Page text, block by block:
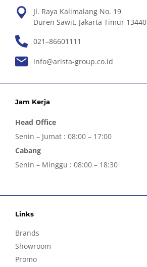
Jl. Raya Kalimalang No. 19
Duren Sawit, Jakarta Timur 13440
021–86601111
info@arista-group.co.id
Jam Kerja
Head Office
Senin – Jumat : 08:00 – 17:00
Cabang
Senin – Minggu : 08:00 – 18:30
Links
Brands
Showroom
Promo